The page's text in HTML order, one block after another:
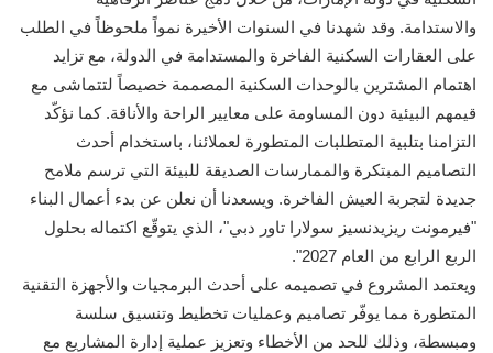
والاستدامة. وقد شهدنا في السنوات الأخيرة نمواً ملحوظاً في الطلب
على العقارات السكنية الفاخرة والمستدامة في الدولة، مع تزايد
اهتمام المشترين بالوحدات السكنية المصممة خصيصاً لتتماشى مع
قيمهم البيئية دون المساومة على معايير الراحة والأناقة. كما نؤكّد
التزامنا بتلبية المتطلبات المتطورة لعملائنا، باستخدام أحدث
التصاميم المبتكرة والممارسات الصديقة للبيئة التي ترسم ملامح
جديدة لتجربة العيش الفاخرة. ويسعدنا أن نعلن عن بدء أعمال البناء
"فيرمونت ريزيدنسيز سولارا تاور دبي"، الذي يتوقّع اكتماله بحلول
الربع الرابع من العام 2027".
ويعتمد المشروع في تصميمه على أحدث البرمجيات والأجهزة التقنية
المتطورة مما يوفّر تصاميم وعمليات تخطيط وتنسيق سلسة
ومبسطة، وذلك للحد من الأخطاء وتعزيز عملية إدارة المشاريع مع